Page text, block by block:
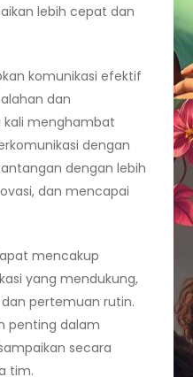
lebih cepat dan
komunikasi efektif
dan
kali menghambat
dengan
dengan lebih
dan mencapai
mencakup
yang mendukung,
pertemuan rutin.
penting dalam
secara
tim.